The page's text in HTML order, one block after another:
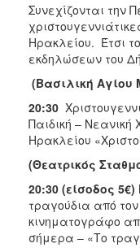
ΠΟΛΙΤΙΣΜΟΣ
ΑΝΘΕΚΤΙΚΗ
ΠΟΛΗ
Συνεχίζονται την
Ηρακλείου. Έτσι
εκδηλώσεων του
(Βασιλική Αγίου
20:30
Παιδική –
Ηρακλείου
(Θεατρικός
20:30 (είσοδος 5€)
τραγούδια από
κινηματογράφο
σήμερα – «Το